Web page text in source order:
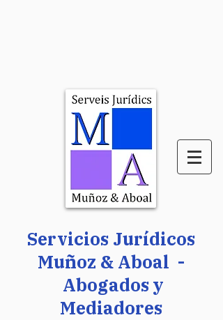
Servicios Jurídicos
Muñoz & Aboal -
Abogados y
Mediadores